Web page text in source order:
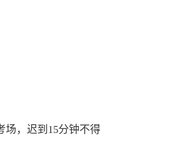
场，迟到15分钟不得